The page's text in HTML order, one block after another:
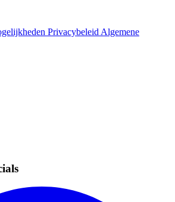
Privacybeleid Algemene